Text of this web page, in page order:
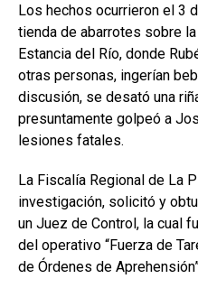
Los hechos ocurrieron el 3
tienda de abarrotes sobre
Estancia del Río, donde
otras personas, ingerían
discusión, se desató una
presuntamente golpeó a
lesiones fatales.
La Fiscalía Regional de La
investigación, solicitó y
un Juez de Control, la cual
del operativo “Fuerza de
de Órdenes de